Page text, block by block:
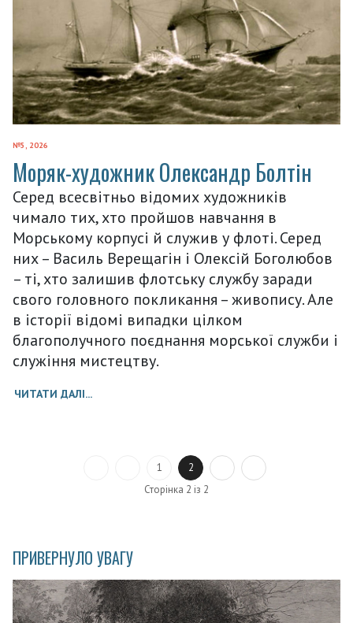
№5, 2026
Моряк-художник Олександр Болтін
Серед всесвітньо відомих художників
чимало тих, хто пройшов навчання в
Морському корпусі й служив у флоті. Серед
них – Василь Верещагін і Олексій Боголюбов
– ті, хто залишив флотську службу заради
свого головного покликання – живопису. Але
в історії відомі випадки цілком
благополучного поєднання морської служби і
служіння мистецтву.
ЧИТАТИ ДАЛІ...
1
2
Сторінка 2 із 2
ПРИВЕРНУЛО УВАГУ